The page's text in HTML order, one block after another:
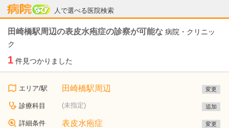
人で選べる医院検索
病院なび
田崎橋駅周辺の表皮水疱症の診察が可能な 病院・クリニッ
ク
1 件見つかりました
エリア/駅 田崎橋駅周辺 変更
診療科目 (未指定) 追加
詳細条件 表皮水疱症 変更